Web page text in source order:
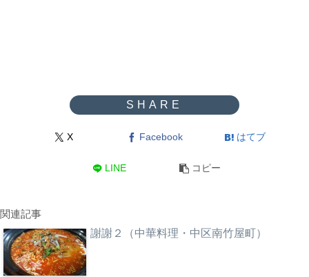
X Facebook はてブ
LINE コピー
関連記事
謝謝２（中華料理・中区南竹屋町）